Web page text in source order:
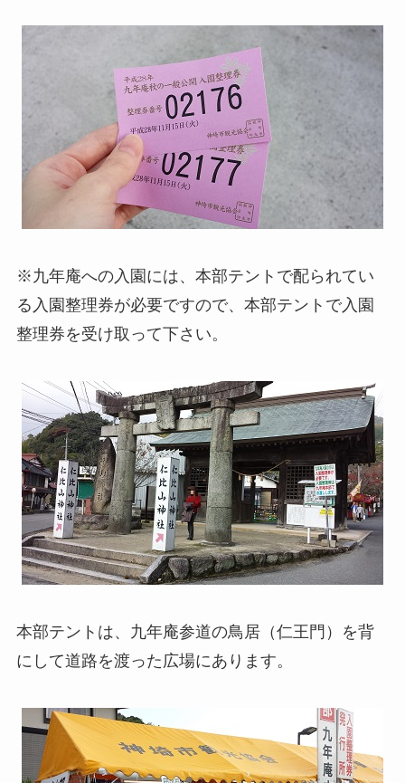
※九年庵への入園には、本部テントで配られてい
る入園整理券が必要ですので、本部テントで入園
整理券を受け取って下さい。
本部テントは、九年庵参道の鳥居（仁王門）を背
にして道路を渡った広場にあります。